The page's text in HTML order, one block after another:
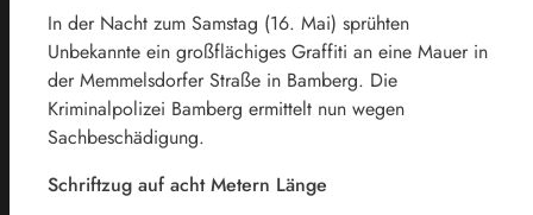
In der Nacht zum Samstag (16. Mai) sprühten
Unbekannte ein großflächiges Graffiti an eine Mauer in
der Memmelsdorfer Straße in Bamberg. Die
Kriminalpolizei Bamberg ermittelt nun wegen
Sachbeschädigung.
Schriftzug auf acht Metern Länge